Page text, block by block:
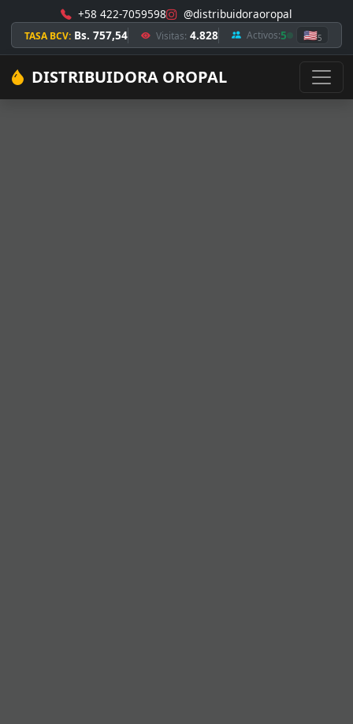
+58 422-7059598 @distribuidoraoropal
TASA BCV: Bs. 757,54 Visitas: 4.828 Activos:5 🇺🇸5
DISTRIBUIDORA OROPAL